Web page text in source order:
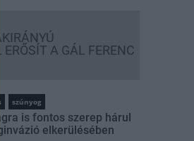
ERŐSÍT A GÁL FERENC
szúnyog
is fontos szerep hárul
elkerülésében